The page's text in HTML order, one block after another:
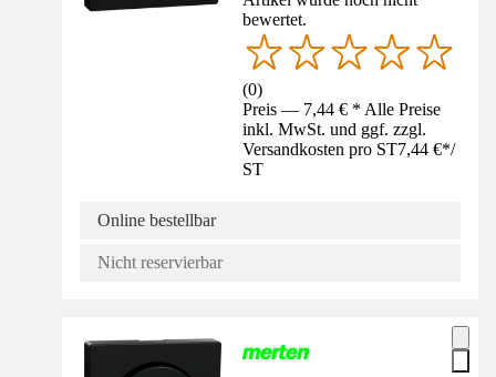
bewertet.
(0)
Preis — 7,44 € * Alle Preise
inkl. MwSt. und ggf. zzgl.
Versandkosten pro ST7,44 €*/
ST
Online bestellbar
Nicht reservierbar